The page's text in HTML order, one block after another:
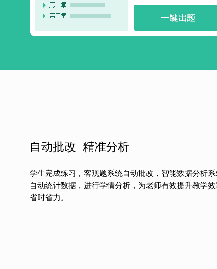
自动批改 精准分析
学生完成练习，客观题系统自动批改，智能数据分析
自动统计数据，进行学情分析，为老师有效提升教学
省时省力。